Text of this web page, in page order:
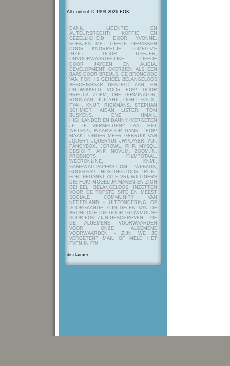
All content © 1999-2026 FOK!
DANK, LICENTIE EN
AUTEURSRECHT: KOFFIE EN
GEZELLIGHEID DOOR YVONNE,
KOEKJES MET LIEFDE GEBAKKEN
DOOR KNORRETJE, TOMELOZE
INZET DOOR ITEEJER,
ONVOORWAARDELIJKE LIEFDE
DOOR JAYDEN EN ALICIA,
DEVELOPMENT OVERZIEN ALS EEN
BAAS DOOR BREULS. DE BRONCODE
VAN FOK! IS GEHEEL BELANGELOOS
BESCHIKBAAR GESTELD AAN, EN
ONTWIKKELD VOOR FOK! DOOR
BREULS, ZOEM, THE_TERMINATOR,
ROONAAN, JUICYHIL, LIGHT, FAUX.,
FYAH, KNUT, RICKMANS, STEPHAN
SCHMIDT, AIDAN LISTER, TOM
BUSKENS, DVZ, HMAIL,
HIGHLANDER EN DANNY (VERGETEN
JE TE VERMELDEN? LAAT HET
WETEN!), WAARVOOR DANK! - FOK!
MAAKT ONDER MEER GEBRUIK VAN
JQUERY, JQUERYUI, JWPLAYER, YUI,
FANCYBOX, JGROWL, PHP, MYSQL,
DBSIGHT, ANP, NOVUM, ZOOM.IN,
PROSHOTS, FILMTOTAAL,
WEERONLINE, KNMI,
GAMEWALLPAPERS.COM, WEBADS,
GOOGLEAP - HOSTING DOOR TRUE -
FOK! BEDANKT ALLE VRIJWILLIGERS
DIE FOK! MOGELIJK MAKEN EN ZICH
GEHEEL BELANGELOOS INZETTEN
VOOR DE TOFSTE SITE EN MEEST
SOCIALE COMMUNITY VAN
NEDERLAND - UITZONDERING OP
VOORGAANDE ZIJN DELEN VAN DE
BRONCODE DIE DOOR GLOWMOUSE
VOOR FOK! ZIJN GESCHREVEN. - ZIE
DE ALGEMENE VOORWAARDEN
VOOR ONZE ALGEMENE
VOORWAARDEN - ZIJN WE JE
VERGETEN? MAIL OF MELD HET
EVEN IN FB!
disclaimer